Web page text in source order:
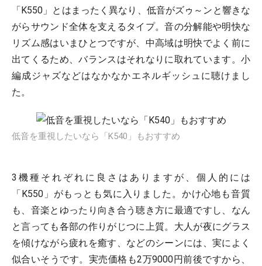
「K550」とはまったく異なり、低音がズゥ～ンと響きな
がらサウンド全体を支えるタイプ。音の分解能や明快な
リズム感はいまひとつですが、中高域は明快でよく前に
出てくるため、バランスはそれなりに取れています。小
編成ジャズなどはなかなかエネルギッシュに聴けまし
た。
低音を重視したいなら「K540」もおすすめ
3機種それぞれに良さはありますが、個人的には
「K550」がもっとも気に入りました。かけ心地も音質
も、音楽とゆったり向き合う聴き方に最適ですし、なん
と言っても各部の作りがじつに上質。大人が夜にグラス
を傾けながら疲れを癒す、などのシーンには、実によく
似合いそうです。実売価格も2万9000円前後ですから、